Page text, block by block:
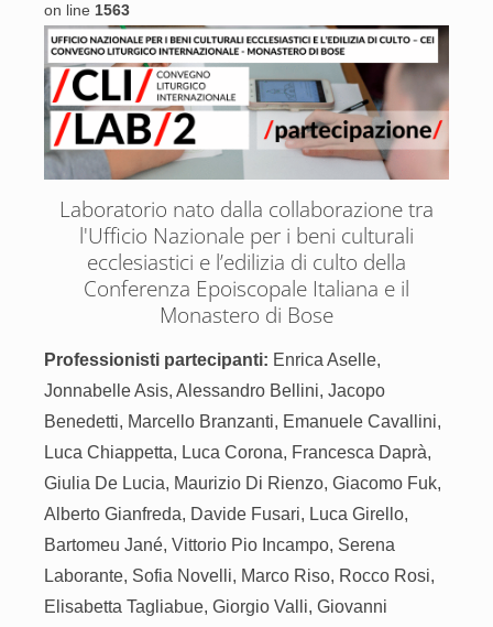
on line 1563
Laboratorio nato dalla collaborazione tra
l'Ufficio Nazionale per i beni culturali
ecclesiastici e l’edilizia di culto della
Conferenza Epoiscopale Italiana e il
Monastero di Bose
Professionisti partecipanti: Enrica Aselle,
Jonnabelle Asis, Alessandro Bellini, Jacopo
Benedetti, Marcello Branzanti, Emanuele Cavallini,
Luca Chiappetta, Luca Corona, Francesca Daprà,
Giulia De Lucia, Maurizio Di Rienzo, Giacomo Fuk,
Alberto Gianfreda, Davide Fusari, Luca Girello,
Bartomeu Jané, Vittorio Pio Incampo, Serena
Laborante, Sofia Novelli, Marco Riso, Rocco Rosi,
Elisabetta Tagliabue, Giorgio Valli, Giovanni